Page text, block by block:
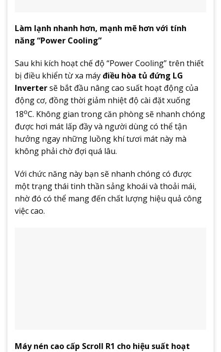
Làm lạnh nhanh hơn, mạnh mẽ hơn với tính
năng “Power Cooling”
Sau khi kích hoạt chế độ “Power Cooling” trên thiết
bị điều khiển từ xa máyđiều hòa tủ đứng LG
Invertersẽ bắt đầu nâng cao suất hoạt động của
động cơ, đồng thời giảm nhiệt độ cài đặt xuống
18oC. Không gian trong căn phòng sẽ nhanh chóng
được hơi mát lấp đầy và người dùng có thể tận
hưởng ngay những luồng khí tươi mát này mà
không phải chờ đợi quá lâu.
Với chức năng này bạn sẽ nhanh chóng có được
một trạng thái tinh thần sảng khoái và thoải mái,
nhờ đó có thể mang đến chất lượng hiệu quả công
việc cao.
Máy nén cao cấp Scroll R1 cho hiệu suất hoạt